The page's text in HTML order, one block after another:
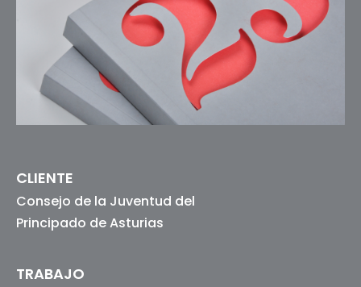
CLIENTE
Consejo de la Juventud del
Principado de Asturias
TRABAJO